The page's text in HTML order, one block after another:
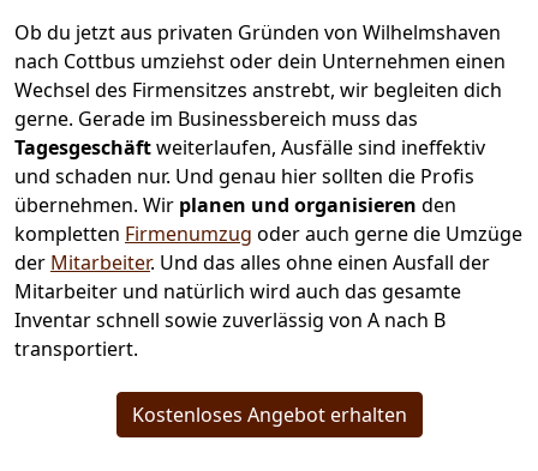
Ob du jetzt aus privaten Gründen von Wilhelmshaven
nach Cottbus umziehst oder dein Unternehmen einen
Wechsel des Firmensitzes anstrebt, wir begleiten dich
gerne. Gerade im Businessbereich muss das
Tagesgeschäftweiterlaufen, Ausfälle sind ineffektiv
und schaden nur. Und genau hier sollten die Profis
übernehmen. Wir planen und organisieren den
kompletten Firmenumzug oder auch gerne die Umzüge
der Mitarbeiter. Und das alles ohne einen Ausfall der
Mitarbeiter und natürlich wird auch das gesamte
Inventar schnell sowie zuverlässig von A nach B
transportiert.
Kostenloses Angebot erhalten